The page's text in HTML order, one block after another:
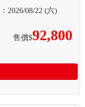
2026/08/22 (六)
售價$92,800